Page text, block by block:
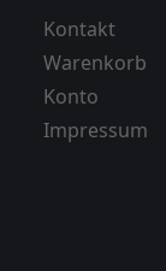
Kontakt
Warenkorb
Konto
Impressum